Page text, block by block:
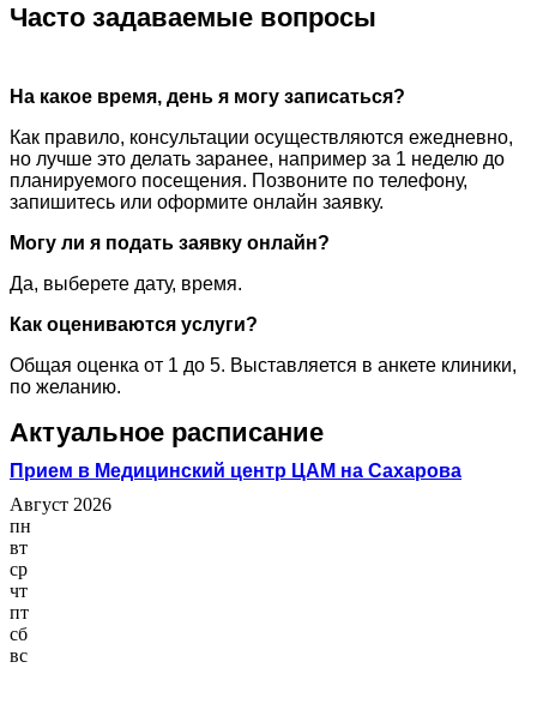
Часто задаваемые вопросы
На какое время, день я могу записаться?
Как правило, консультации осуществляются ежедневно,
но лучше это делать заранее, например за 1 неделю до
планируемого посещения. Позвоните по телефону,
запишитесь или оформите онлайн заявку.
Могу ли я подать заявку онлайн?
Да, выберете дату, время.
Как оцениваются услуги?
Общая оценка от 1 до 5. Выставляется в анкете клиники,
по желанию.
Актуальное расписание
Прием в Медицинский центр ЦАМ на Сахарова
Август 2026
пн
вт
ср
чт
пт
сб
вс